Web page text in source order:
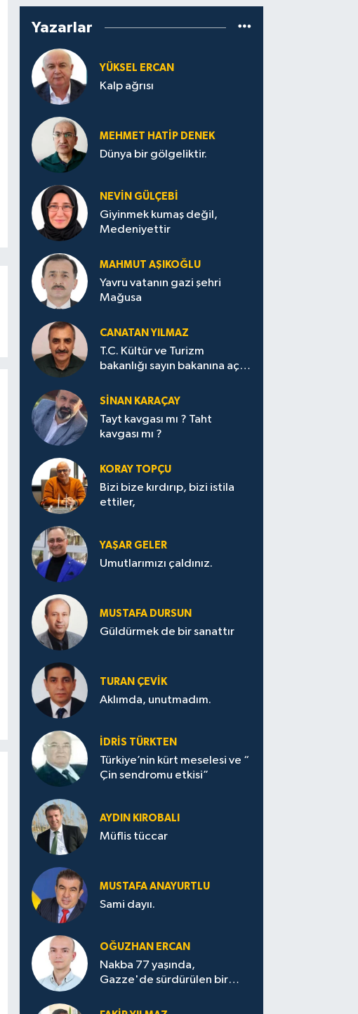
Yazarlar
YÜKSEL ERCAN
Kalp ağrısı
MEHMET HATİP DENEK
Dünya bir gölgeliktir.
NEVİN GÜLÇEBİ
Giyinmek kumaş değil,
Medeniyettir
MAHMUT AŞIKOĞLU
Yavru vatanın gazi şehri
Mağusa
CANATAN YILMAZ
T.C. Kültür ve Turizm
bakanlığı sayın bakanına açık
SİNAN KARAÇAY
Tayt kavgası mı ? Taht
kavgası mı ?
KORAY TOPÇU
Bizi bize kırdırıp, bizi istila
ettiler,
YAŞAR GELER
Umutlarımızı çaldınız.
MUSTAFA DURSUN
Güldürmek de bir sanattır
TURAN ÇEVİK
Aklımda, unutmadım.
İDRİS TÜRKTEN
Türkiye’nin kürt meselesi ve “
Çin sendromu etkisi”
AYDIN KIROBALI
Müflis tüccar
MUSTAFA ANAYURTLU
Sami dayıı.
OĞUZHAN ERCAN
Nakba 77 yaşında,
Gazze'de sürdürülen bir